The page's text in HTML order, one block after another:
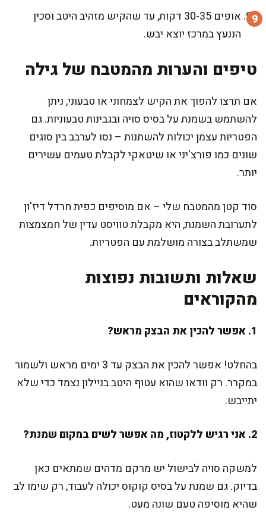
אופים 30-35 דקות, עד שהקיש מזהיב היטב וסכין
הננעץ במרכז יוצא יבש.
טיפים והערות מהמטבח של גילה
אם תרצו להפוך את הקיש לצמחוני או טבעוני, ניתן
להשתמש בשמנת על בסיס סויה ובגבינות טבעוניות. גם
הפטריות עצמן יכולות להשתנות – נסו לערבב בין סוגים
שונים כמו פורצ'יני או שיטאקי לקבלת טעמים עשירים
יותר.
סוד קטן מהמטבח שלי – אם מוסיפים כפית חרדל דיז'ון
לתערובת השמנת, היא מקבלת טוויסט עדין של חמצמצות
שמשתלב בצורה מושלמת עם הפטריות.
שאלות ותשובות נפוצות
מהקוראים
1. אפשר להכין את הבצק מראש?
בהחלט! אפשר להכין את הבצק עד 3 ימים מראש ולשמור
במקרר. רק וודאו שהוא עטוף היטב בניילון נצמד כדי שלא
יתייבש.
2. אני רגיש ללקטוז, מה אפשר לשים במקום שמנת?
למשקה סויה לבישול יש מרקם מדהים שמתאים כאן
בדיוק. גם שמנת על בסיס קוקוס יכולה לעבוד, רק שימו לב
שהיא מוסיפה טעם שונה מעט.